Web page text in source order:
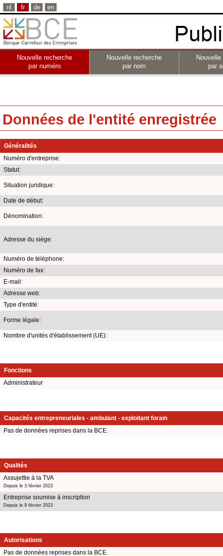
nl fr de en
Nouvelle recherche
par numéro
Nouvelle recherche
par nom
par
Données de l'entité enregistrée
Généralités
Numéro d'entreprise:
Statut:
Situation juridique:
Date de début:
Dénomination:
Adresse du siège:
Numéro de téléphone:
Numéro de fax:
E-mail:
Adresse web:
Type d'entité:
Forme légale:
Nombre d'unités d'établissement (UE):
Fonctions
Administrateur
Capacités entrepreneuriales - ambulant - exploitant forain
Pas de données reprises dans la BCE.
Qualités
Assujettie à la TVA
Depuis le 3 février 2023
Entreprise soumise à inscription
Depuis le 9 février 2023
Autorisations
Pas de données reprises dans la BCE.